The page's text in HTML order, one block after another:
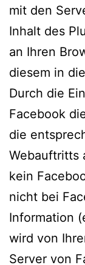
mit den
Inhalt des
an Ihren
diesem in
Durch die
Facebook
die
Webauftritts
kein
nicht bei
Information
wird von
Server von